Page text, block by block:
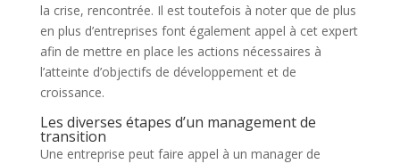
la crise, rencontrée. Il est toutefois à noter que de plus
en plus d’entreprises font également appel à cet expert
afin de mettre en place les actions nécessaires à
l’atteinte d’objectifs de développement et de
croissance.
Les diverses étapes d’un management de
transition
Une entreprise peut faire appel à un manager de